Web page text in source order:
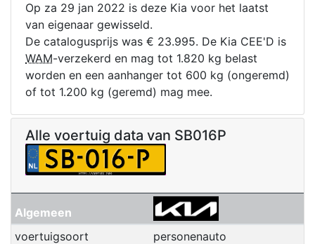
Op za 29 jan 2022 is deze Kia voor het laatst
van eigenaar gewisseld.
De catalogusprijs was € 23.995. De Kia CEE'D is
WAM-verzekerd en mag tot 1.820 kg belast
worden en een aanhanger tot 600 kg (ongeremd)
of tot 1.200 kg (geremd) mag mee.
Alle voertuig data van SB016P
Algemeen
voertuigsoort
personenauto